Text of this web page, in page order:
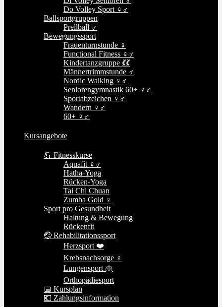
Do Volley Sport ♀♂
Ballsportgruppen
Prellball ♂
Bewegungssport
Frauenturnstunde ♀
Functional Fitness ♀♂
Kindertanzgruppe 💃💃
Männertrimmstunde ♂
Nordic Walking ♀♂
Seniorengymnastik 60+ ♀♂
Sportabzeichen ♀♂
Wandern ♀♂
60+ ♀♂
Kursangebote
💪 Fitnesskurse
Aquafit ♀♂
Hatha-Yoga
Rücken-Yoga
Tai Chi Chuan
Zumba Gold ♀
Sport pro Gesundheit
Haltung & Bewegung
Rückenfit
🤕 Rehabilitationssport
Herzsport ❤️
Krebsnachsorge ♀
Lungensport 🫁
Orthopädiesport
📅 Kursplan
💶 Zahlungsinformation